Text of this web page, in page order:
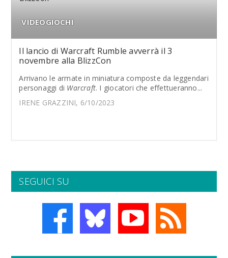
VIDEOGIOCHI
Il lancio di Warcraft Rumble avverrà il 3
novembre alla BlizzCon
Arrivano le armate in miniatura composte da leggendari
personaggi di Warcraft. I giocatori che effettueranno...
IRENE GRAZZINI, 6/10/2023
SEGUICI SU